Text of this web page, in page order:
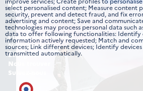
Choisir votre métier
Tous les domaines
Formations
Nous rejoindre
Offre d’emplois
Candidature spontanée
Être guidé
Étudiant
Jeune professionnel
Nous trouver
Nos implantations
Suivez-nous
Instagram
select personalised content; Measure content
security, prevent and detect fraud, and fix
advertising and content; Save and
technologies may process personal data such
data to offer following functionalities: Identify
information actively requested; Match and
sources; Link different devices; Identify
transmitted automatically.